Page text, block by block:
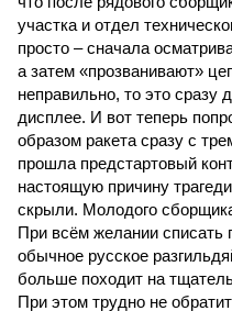
участка и отдел
просто – сначала
а затем «прозванивают»
неправильно, то это
дисплее. И вот теперь
образом ракета сразу с
прошла предстартовый
настоящую причину
скрыли. Молодого
При всём желании списать
обычное русское
больше походит на
При этом трудно не